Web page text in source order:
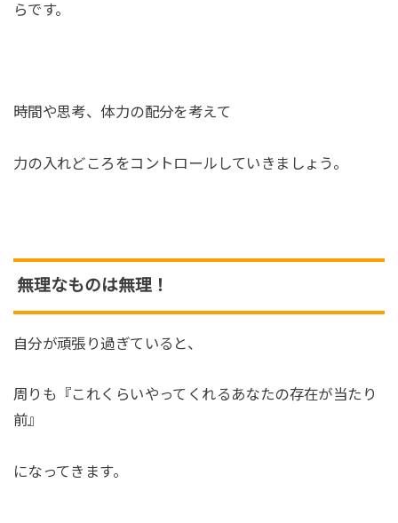
らです。
時間や思考、体力の配分を考えて
力の入れどころをコントロールしていきましょう。
無理なものは無理！
自分が頑張り過ぎていると、
周りも『これくらいやってくれるあなたの存在が当たり
前』
になってきます。